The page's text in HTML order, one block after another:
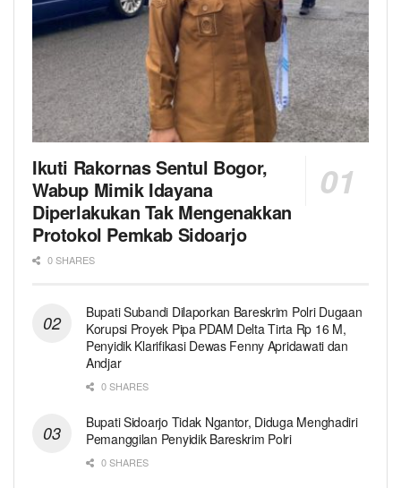
Ikuti Rakornas Sentul Bogor,
Wabup Mimik Idayana
Diperlakukan Tak Mengenakkan
Protokol Pemkab Sidoarjo
0 SHARES
Bupati Subandi Dilaporkan Bareskrim Polri Dugaan
Korupsi Proyek Pipa PDAM Delta Tirta Rp 16 M,
Penyidik Klarifikasi Dewas Fenny Apridawati dan
Andjar
0 SHARES
Bupati Sidoarjo Tidak Ngantor, Diduga Menghadiri
Pemanggilan Penyidik Bareskrim Polri
0 SHARES